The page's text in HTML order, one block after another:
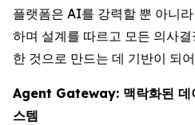
플랫폼은 AI를 강력할 뿐 아니
하며 설계를 따르고 모든 의사
한 것으로 만드는 데 기반이 되
Agent Gateway: 맥락화된 데
스템